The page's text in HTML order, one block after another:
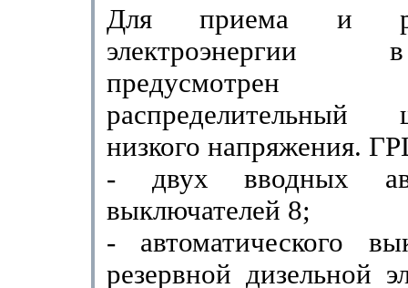
Для приема и
предусмотрен
низкого напряжения.
- двух вводных
выключателей 8;
- автоматического
резервной дизельной